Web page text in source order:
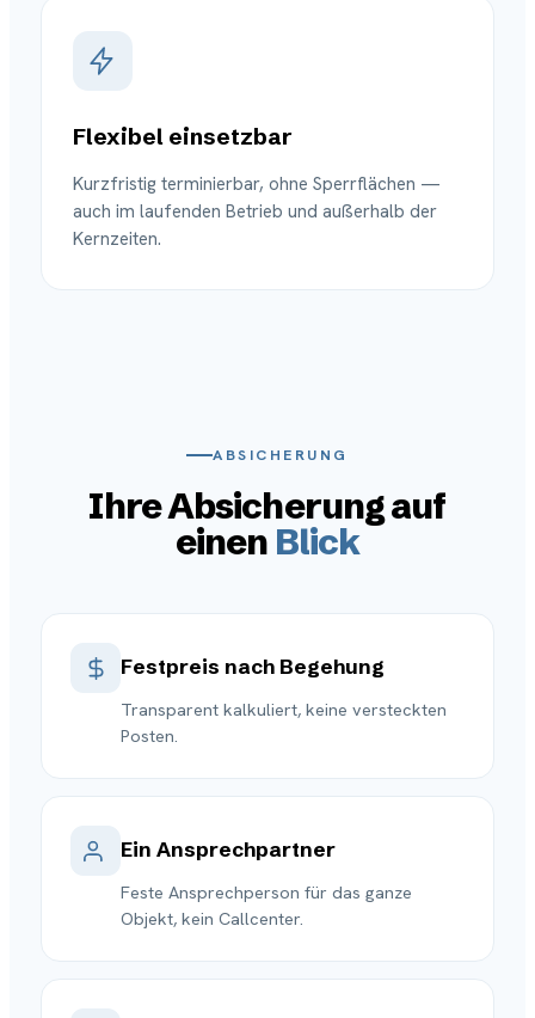
Flexibel einsetzbar
Kurzfristig terminierbar, ohne Sperrflächen —
auch im laufenden Betrieb und außerhalb der
Kernzeiten.
ABSICHERUNG
Ihre Absicherung auf
einen Blick
Festpreis nach Begehung
Transparent kalkuliert, keine versteckten
Posten.
Ein Ansprechpartner
Feste Ansprechperson für das ganze
Objekt, kein Callcenter.